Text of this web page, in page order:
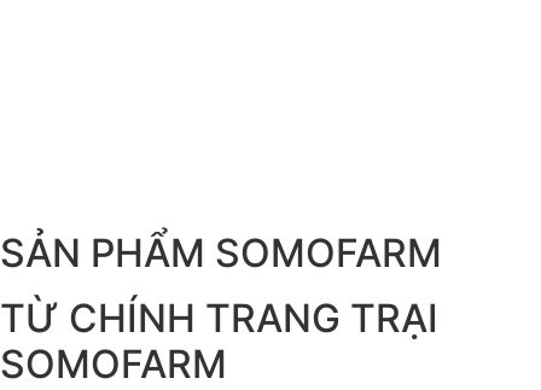
SẢN PHẨM SOMOFARM
TỪ CHÍNH TRANG TRẠI
SOMOFARM